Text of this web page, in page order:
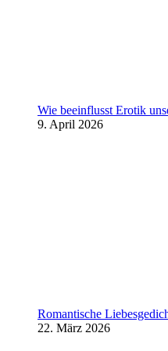
Wie beeinflusst Erotik
9. April 2026
Romantische
22. März 2026